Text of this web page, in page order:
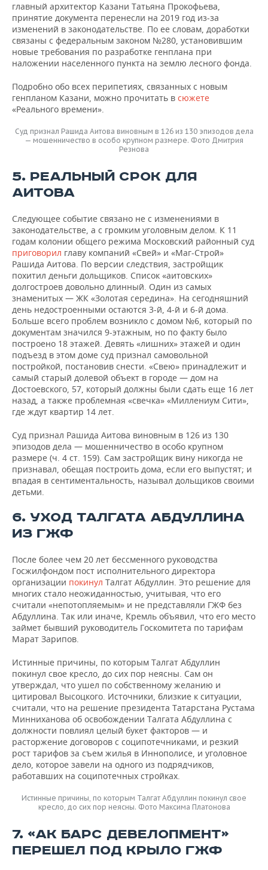
главный архитектор Казани Татьяна Прокофьева,
принятие документа перенесли на 2019 год из-за
изменений в законодательстве. По ее словам, доработки
связаны с федеральным законом №280, установившим
новые требования по разработке генплана при
наложении населенного пункта на землю лесного фонда.
Подробно обо всех перипетиях, связанных с новым
генпланом Казани, можно прочитать в сюжете
«Реального времени».
Суд признал Рашида Аитова виновным в 126 из 130 эпизодов дела
— мошенничество в особо крупном размере. Фото Дмитрия
Резнова
5. РЕАЛЬНЫЙ СРОК ДЛЯ
АИТОВА
Следующее событие связано не с изменениями в
законодательстве, а с громким уголовным делом. К 11
годам колонии общего режима Московский районный суд
приговорил главу компаний «Свей» и «Маг-Строй»
Рашида Аитова. По версии следствия, застройщик
похитил деньги дольщиков. Список «аитовских»
долгостроев довольно длинный. Один из самых
знаменитых — ЖК «Золотая середина». На сегодняшний
день недостроенными остаются 3-й, 4-й и 6-й дома.
Больше всего проблем возникло с домом №6, который по
документам значился 9-этажным, но по факту было
построено 18 этажей. Девять «лишних» этажей и один
подъезд в этом доме суд признал самовольной
постройкой, постановив снести. «Свею» принадлежит и
самый старый долевой объект в городе — дом на
Достоевского, 57, который должны были сдать еще 16 лет
назад, а также проблемная «свечка» «Миллениум Сити»,
где ждут квартир 14 лет.
Суд признал Рашида Аитова виновным в 126 из 130
эпизодов дела — мошенничество в особо крупном
размере (ч. 4 ст. 159). Сам застройщик вину никогда не
признавал, обещая построить дома, если его выпустят; и
впадая в сентиментальность, называл дольщиков своими
детьми.
6. УХОД ТАЛГАТА АБДУЛЛИНА
ИЗ ГЖФ
После более чем 20 лет бессменного руководства
Госжилфондом пост исполнительного директора
организации покинул Талгат Абдуллин. Это решение для
многих стало неожиданностью, учитывая, что его
считали «непотопляемым» и не представляли ГЖФ без
Абдуллина. Так или иначе, Кремль объявил, что его место
займет бывший руководитель Госкомитета по тарифам
Марат Зарипов.
Истинные причины, по которым Талгат Абдуллин
покинул свое кресло, до сих пор неясны. Сам он
утверждал, что ушел по собственному желанию и
цитировал Высоцкого. Источники, близкие к ситуации,
считали, что на решение президента Татарстана Рустама
Минниханова об освобождении Талгата Абдуллина с
должности повлиял целый букет факторов — и
расторжение договоров с соципотечниками, и резкий
рост тарифов за съем жилья в Иннополисе, и уголовное
дело, которое завели на одного из подрядчиков,
работавших на соципотечных стройках.
Истинные причины, по которым Талгат Абдуллин покинул свое
кресло, до сих пор неясны. Фото Максима Платонова
7. «АК БАРС ДЕВЕЛОПМЕНТ»
ПЕРЕШЕЛ ПОД КРЫЛО ГЖФ